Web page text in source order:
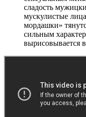
сладость
мускулистые
мордашки»
сильным
вырисовывается